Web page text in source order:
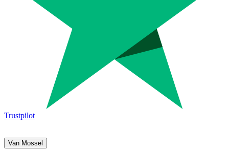
Trustpilot
Van Mossel